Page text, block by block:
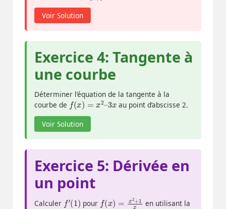
Voir Solution
Exercice 4: Tangente à
une courbe
Déterminer l’équation de la tangente à la
courbe de
f(x)=x2–3x
au point d’abscisse 2.
Voir Solution
Exercice 5: Dérivée en
un point
Calculer
′(1
pour
f(x = +1x
en utilisant la